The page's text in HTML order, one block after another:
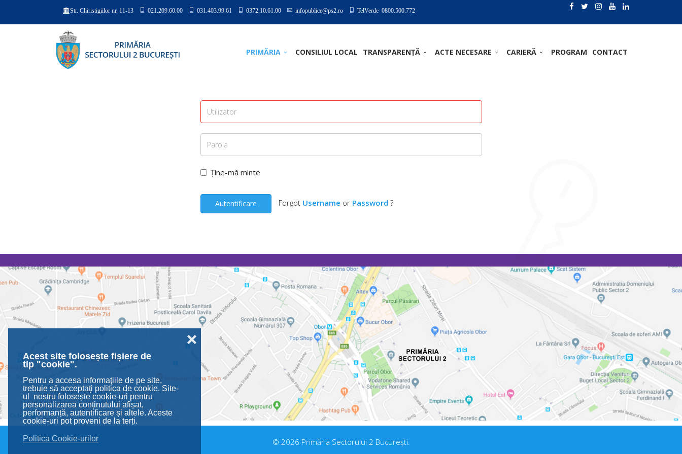
Acest site folosește fișiere de
tip "cookie".
Pentru a accesa informaţiile de pe site,
trebuie să acceptaţi politica de cookie. Site-
ul nostru folosește cookie-uri pentru
personalizarea conținutului afișat,
performanță, autentificare și altele. Aceste
cookie-uri pot proveni de la terți.
Politica Cookie-urilor
❌
Str. Chiristigiilor nr. 11-13 021.209.60.00 031.403.99.61 0372.10.61.00 infopublice@ps2.ro TelVerde 0800.500.772
PRIMĂRIA CONSILIUL LOCAL TRANSPARENȚĂ ACTE NECESARE CARIERĂ PROGRAM CONTACT
Ține-mă minte
Autentificare Forgot Username or Password ?
© 2026 Primăria Sectorului 2 București.